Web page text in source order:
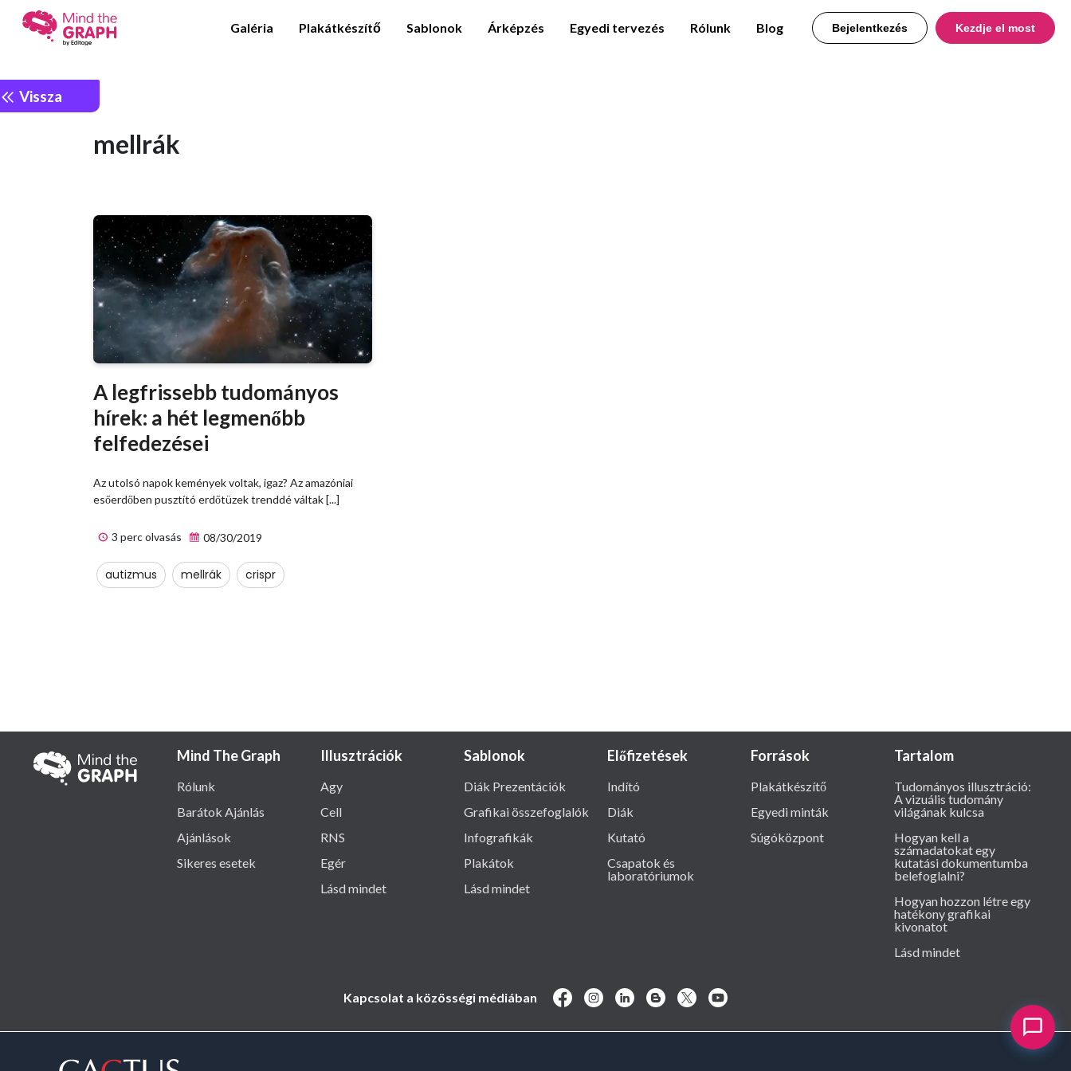
Galéria Plakátkészítő Sablonok Árképzés Egyedi tervezés Rólunk Blog Bejelentkezés Kezdje el most
Vissza
mellrák
A legfrissebb tudományos
hírek: a hét legmenőbb
felfedezései
Az utolsó napok kemények voltak, igaz? Az amazóniai
esőerdőben pusztító erdőtüzek trenddé váltak [...]
3 perc olvasás 08/30/2019
autizmus mellrák crispr
Mind The Graph
Rólunk
Barátok Ajánlás
Ajánlások
Sikeres esetek
Illusztrációk
Agy
Cell
RNS
Egér
Lásd mindet
Sablonok
Diák Prezentációk
Grafikai összefoglalók
Infografikák
Plakátok
Lásd mindet
Előfizetések
Indító
Diák
Kutató
Csapatok és
laboratóriumok
Források
Plakátkészítő
Egyedi minták
Súgóközpont
Tartalom
Tudományos illusztráció:
A vizuális tudomány
világának kulcsa
Hogyan kell a
számadatokat egy
kutatási dokumentumba
belefoglalni?
Hogyan hozzon létre egy
hatékony grafikai
kivonatot
Lásd mindet
Kapcsolat a közösségi médiában